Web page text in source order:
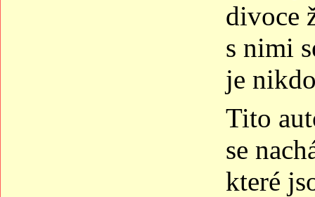
divoce
s nimi
je
Tito
se
které